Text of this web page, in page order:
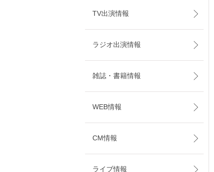
TV出演情報
ラジオ出演情報
雑誌・書籍情報
WEB情報
CM情報
ライブ情報